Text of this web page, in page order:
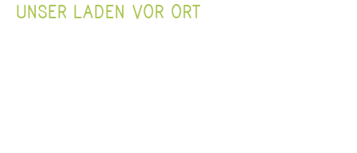
UNSER LADEN VOR ORT